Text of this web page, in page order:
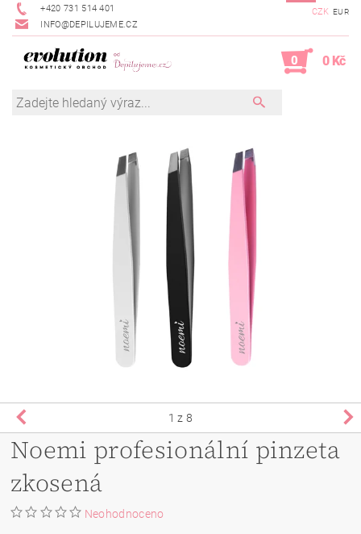
+420 731 514 401
INFO@DEPILUJEME.CZ
CZK EUR
0 0 Kč
1 z 8
Noemi profesionální pinzeta
zkosená
Neohodnoceno